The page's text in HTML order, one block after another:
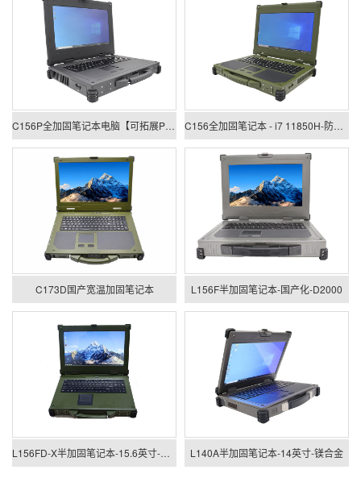
C156P全加固笔记本电脑【可拓展PCIE X16】 C156全加固笔记本 - i7 11850H-防护等级IP65-军绿色
C173D国产宽温加固笔记本 L156F半加固笔记本-国产化-D2000
L156FD-X半加固笔记本-15.6英寸-国产化加固笔记本 L140A半加固笔记本-14英寸-镁合金